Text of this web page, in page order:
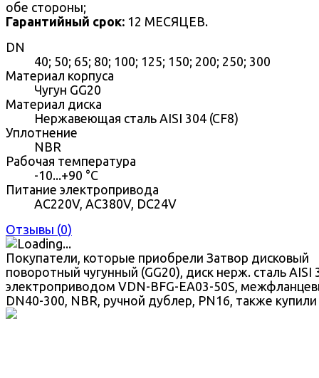
обе стороны;
Гарантийный срок: 12 МЕСЯЦЕВ.
DN
40; 50; 65; 80; 100; 125; 150; 200; 250; 300
Материал корпуса
Чугун GG20
Материал диска
Нержавеющая сталь AISI 304 (CF8)
Уплотнение
NBR
Рабочая температура
-10...+90 °С
Питание электропривода
AC220V, AC380V, DC24V
Отзывы (0)
Покупатели, которые приобрели Затвор дисковый
поворотный чугунный (GG20), диск нерж. сталь AISI
электроприводом VDN-BFG-EA03-50S,
DN40-300, NBR, ручной дублер, PN16, также купили